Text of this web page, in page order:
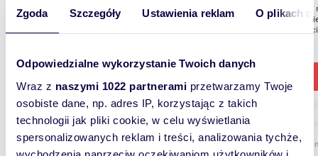
Zgoda Szczegóły Ustawienia reklam O plikach
Odpowiedzialne wykorzystanie Twoich danych
Wraz z naszymi 1022 partnerami przetwarzamy Twoje
osobiste dane, np. adres IP, korzystając z takich
technologii jak pliki cookie, w celu wyświetlania
spersonalizowanych reklam i treści, analizowania tychże,
1282